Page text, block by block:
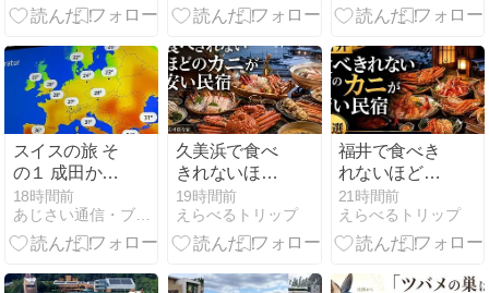
入~
スイスの旅 そ
の１ 成田から
チューリヒ経
由、サンモリ
ッツ泊
18時間前
あじさい通信・ブログ版
久美浜で食べ
きれないほど
のカニが安い
民宿5選！日
帰りで行ける
19時間前
えらべるトリップ
福井で食べき
れないほどの
カニが安い民
宿6選！日帰
りランチや名
宿
21時間前
えらべるトリップ